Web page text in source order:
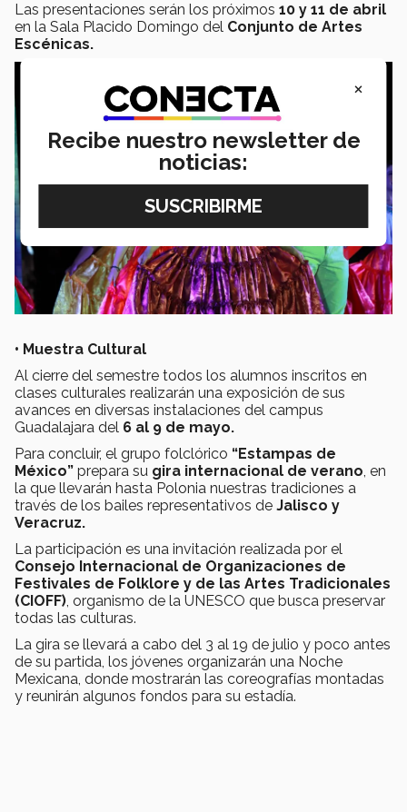
Las presentaciones serán los próximos 10 y 11 de abril
en la Sala Placido Domingo del Conjunto de Artes
Escénicas.
• Muestra Cultural
Al cierre del semestre todos los alumnos inscritos en
clases culturales realizarán una exposición de sus
avances en diversas instalaciones del campus
Guadalajara del 6 al 9 de mayo.
Para concluir, el grupo folclórico “Estampas de
México” prepara su gira internacional de verano , en
la que llevarán hasta Polonia nuestras tradiciones a
través de los bailes representativos de Jalisco y
Veracruz.
La participación es una invitación realizada por el
Consejo Internacional de Organizaciones de
Festivales de Folklore y de las Artes Tradicionales
(CIOFF) , organismo de la UNESCO que busca preservar
todas las culturas.
La gira se llevará a cabo del 3 al 19 de julio y poco antes
de su partida, los jóvenes organizarán una Noche
Mexicana, donde mostrarán las coreografías montadas
y reunirán algunos fondos para su estadía.
×
Recibe nuestro newsletter de
noticias: